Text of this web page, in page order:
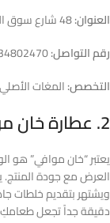
العنوان:
رقم التواصل:
التخصص:المغات
2. عطارة خان موافي (المنشية)
يعتبر “خان موافي” هو
العرض مع جودة المنتج.
ويشتهر بتقديم خلطات
دقيقة جداً تجعل طعامكِ